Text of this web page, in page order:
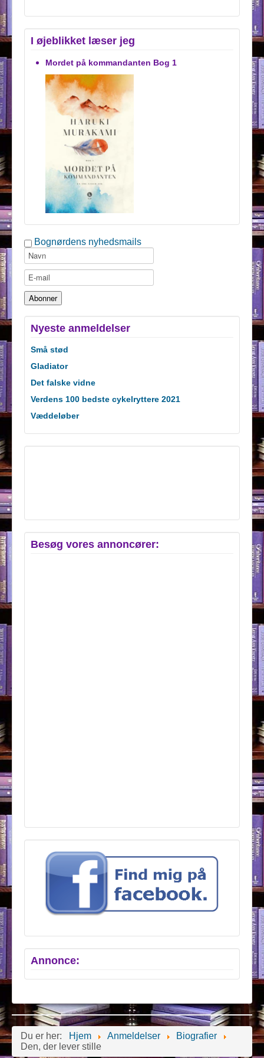
I øjeblikket læser jeg
Mordet på kommandanten Bog 1
Bognørdens nyhedsmails
Nyeste anmeldelser
Små stød
Gladiator
Det falske vidne
Verdens 100 bedste cykelryttere 2021
Væddeløber
Besøg vores annoncører:
Annonce:
Du er her: Hjem Anmeldelser
Biografier
Den, der lever stille